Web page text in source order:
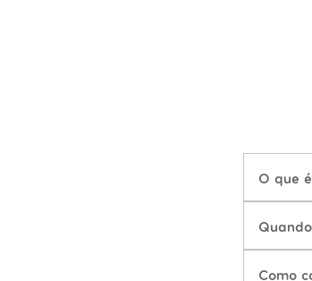
O que
Como